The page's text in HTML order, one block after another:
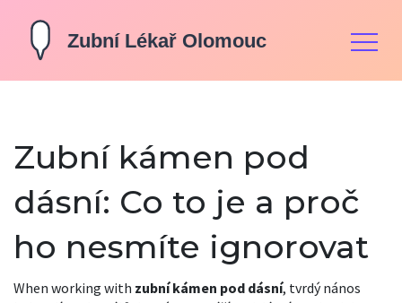
Zubní kámen pod
dásní: Co to je a proč
ho nesmíte ignorovat
When working with zubní kámen pod dásní, tvrdý nános